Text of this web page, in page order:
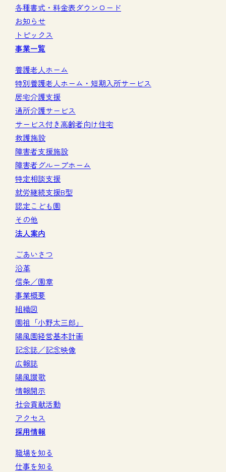
各種書式・料金表ダウンロード
お知らせ
トピックス
事業一覧
養護老人ホーム
特別養護老人ホーム・短期入所サービス
居宅介護支援
通所介護サービス
サービス付き高齢者向け住宅
救護施設
障害者支援施設
障害者グループホーム
特定相談支援
就労継続支援B型
認定こども園
その他
法人案内
ごあいさつ
沿革
信条／園章
事業概要
組織図
園祖「小野太三郎」
陽風園経営基本計画
記念誌／記念映像
広報誌
陽風讃歌
情報開示
社会貢献活動
アクセス
採用情報
職場を知る
仕事を知る